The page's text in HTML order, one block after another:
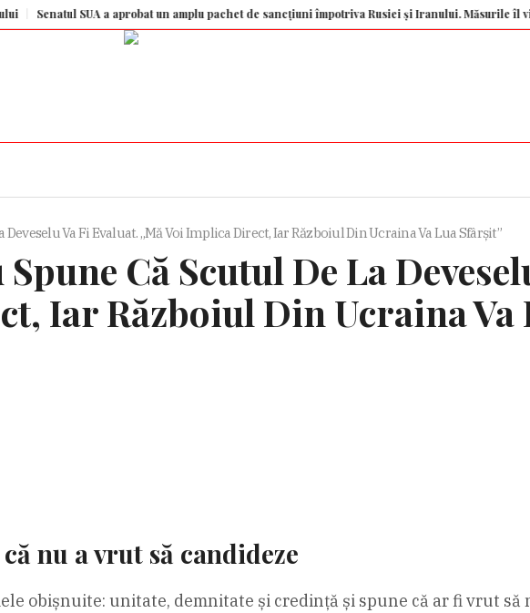
SUA a aprobat un amplu pachet de sancțiuni împotriva Rusiei și Iranului. Măsurile îl vizează
Va Fi Evaluat. „Mă Voi Implica Direct, Iar Războiul Din Ucraina Va Lua Sfârșit”
Că Scutul De La
Iar Războiul Din Ucraina Va
nu a vrut să candideze
obișnuite: unitate, demnitate și credință și spune că ar fi vrut să